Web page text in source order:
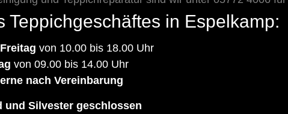
Teppichgeschäftes in Espelkamp:
von 10.00 bis 18.00 Uhr
von 09.00 bis 14.00 Uhr
nach Vereinbarung
und Silvester geschlossen